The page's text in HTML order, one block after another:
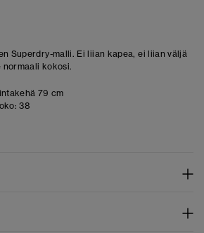
Superdry-malli. Ei liian kapea, ei liian väljä
normaali kokosi.
79 cm
38